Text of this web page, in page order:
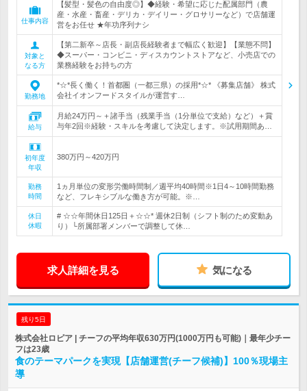
仕事内容
【髪型・髪色の自由度◎】◆経験・希望に応じた配属部門（農
産・水産・畜産・デリカ・デイリー・グロサリーなど）で店舗運
営をお任せ ★年功序列ナシ
対象と
なる方
【第二新卒～店長・副店長経験者まで幅広く歓迎】【業態不問】
◆スーパー・コンビニ・ディスカウントストアなど、小売店での
業務経験をお持ちの方
勤務地
*☆*長く働く！首都圏（一都三県）の採用*☆* 《募集店舗》 株式
会社イオンフードスタイルが運営す…
給与
月給24万円～＋諸手当（残業手当（1分単位で支給）など）＋賞
与年2回※経験・スキルを考慮して決定します。※試用期間あ…
初年度
年収
380万円～420万円
勤務
時間
1ヵ月単位の変形労働時間制／週平均40時間※1日4～10時間勤務
など、フレキシブルな働き方が可能。※…
休日
休暇
# ☆☆年間休日125日＋☆☆* 週休2日制（シフト制のため変動あ
り）└所属部署メンバーで調整して休…
求人詳細を見る 気になる
残り5日
株式会社ロピア | チーフの平均年収630万円(1000万円も可能)｜最年少チー
フは23歳
食のテーマパークを実現【店舗運営(チーフ候補)】100％現場主
導